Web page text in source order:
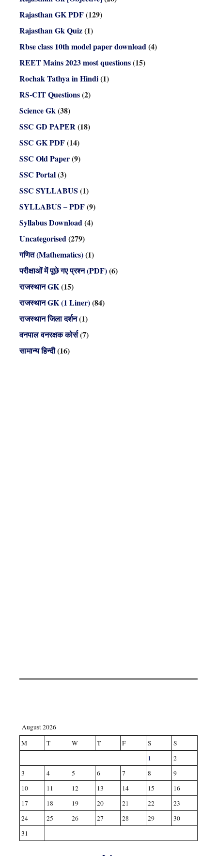
Rajasthan GK PDF(129)
Rajasthan Gk Quiz(1)
Rbse class 10th model paper download (4)
REET Mains 2023 most questions(15)
Rochak Tathya in Hindi(1)
RS-CIT Questions(2)
Science Gk (38)
SSC GD PAPER (18)
SSC GK PDF(14)
SSC Old Paper(9)
SSC Portal(3)
SSC SYLLABUS (1)
SYLLABUS – PDF(9)
Syllabus Download (4)
Uncategorised (279)
गणित (Mathematics)(1)
परीक्षाओं में पूछे गए प्रश्न (PDF)(6)
राजस्थान GK(15)
राजस्थान GK (1 Liner)(84)
राजस्थान जिला दर्शन(1)
वनपाल वनरक्षक कोर्स(7)
सामान्य हिन्दी(16)
August 2026
M
T W T F S
S
1
2
3
4 5 6 7 8
9
10
11 12 13 14 15
16
17
18 19 20 21 22
23
24
25 26 27 28 29
30
31